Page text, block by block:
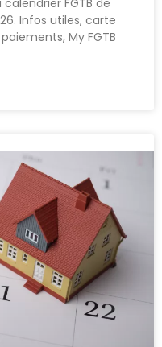
FGTB de
Infos utiles, carte
My FGTB